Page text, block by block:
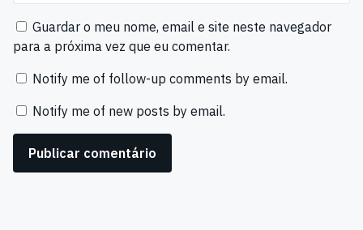
Guardar o meu nome, email e site neste navegador
para a próxima vez que eu comentar.
Notify me of follow-up comments by email.
Notify me of new posts by email.